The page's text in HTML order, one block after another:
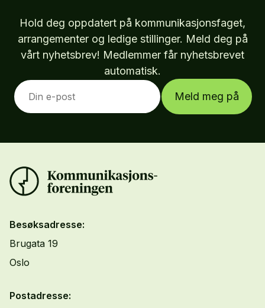
Hold deg oppdatert på kommunikasjonsfaget,
arrangementer og ledige stillinger. Meld deg på
vårt nyhetsbrev! Medlemmer får nyhetsbrevet
automatisk.
Meld meg på
Besøksadresse:
Brugata 19
Oslo
Postadresse: